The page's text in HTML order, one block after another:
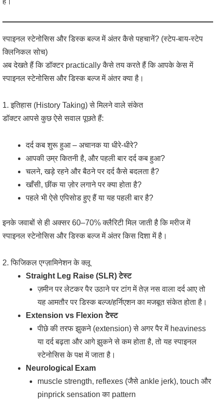
स्पाइनल स्टेनोसिस और डिस्क बल्ज में अंतर कैसे पहचानें? (स्टेप-बाय-स्टेप
क्लिनिकल सोच)
अब देखते हैं कि डॉक्टर practically कैसे तय करते हैं कि आपके केस में
स्पाइनल स्टेनोसिस और डिस्क बल्ज में अंतर क्या है।
1. इतिहास (History Taking) से मिलने वाले संकेत
डॉक्टर आपसे कुछ ऐसे सवाल पूछते हैं:
दर्द कब शुरू हुआ – अचानक या धीरे-धीरे?
आपकी उम्र कितनी है, और पहली बार दर्द कब हुआ?
चलने, खड़े रहने और बैठने पर दर्द कैसे बदलता है?
खाँसी, छींक या ज़ोर लगाने पर क्या होता है?
पहले भी ऐसे एपिसोड हुए हैं या यह पहली बार है?
इनके जवाबों से ही अक्सर 60–70% क्लैरिटी मिल जाती है कि मरीज में
स्पाइनल स्टेनोसिस और डिस्क बल्ज में अंतर किस दिशा में है।
2. फिजिकल एग्ज़ामिनेशन के क्लू
Straight Leg Raise (SLR) टेस्ट
ज़मीन पर लेटकर पैर उठाने पर टांग में तेज़ नस वाला दर्द आए तो
यह आमतौर पर डिस्क बल्ज/हर्निएशन का मजबूत संकेत होता है।
Extension vs Flexion टेस्ट
पीछे की तरफ झुकने (extension) से अगर पैर में heaviness
या दर्द बढ़ता और आगे झुकने से कम होता है, तो यह स्पाइनल
स्टेनोसिस के पक्ष में जाता है।
Neurological Exam
muscle strength, reflexes (जैसे ankle jerk), touch और
pinprick sensation का pattern